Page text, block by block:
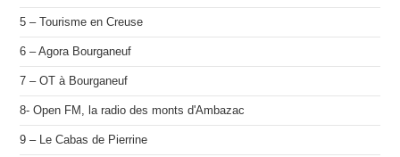
5 – Tourisme en Creuse
6 – Agora Bourganeuf
7 – OT à Bourganeuf
8- Open FM, la radio des monts d'Ambazac
9 – Le Cabas de Pierrine